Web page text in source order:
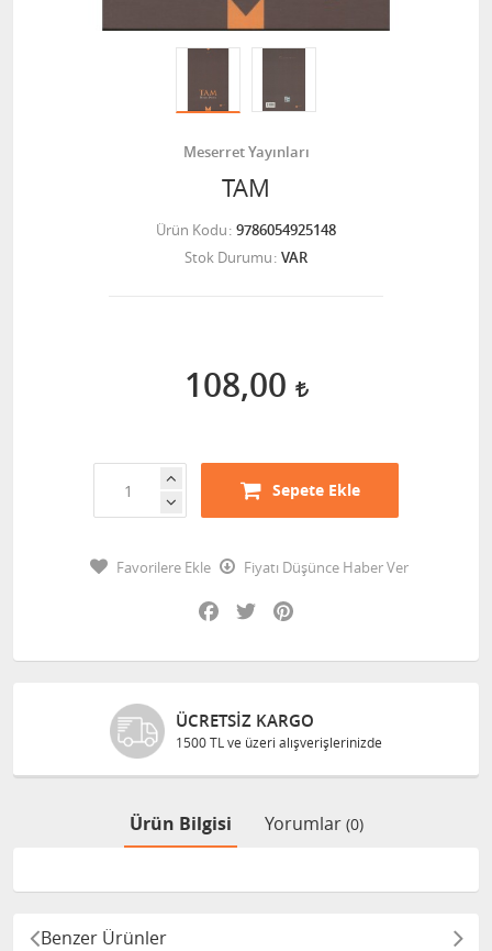
Meserret Yayınları
TAM
Ürün Kodu 9786054925148
Stok Durumu VAR
108,00
Sepete Ekle
Favorilere Ekle
Fiyatı Düşünce Haber Ver
Facebook
Twitter
ÜCRETSIZ KARGO
1500 TL ve üzeri alışverişlerinizde
Ürün Bilgisi Yorumlar (0)
Benzer Ürünler